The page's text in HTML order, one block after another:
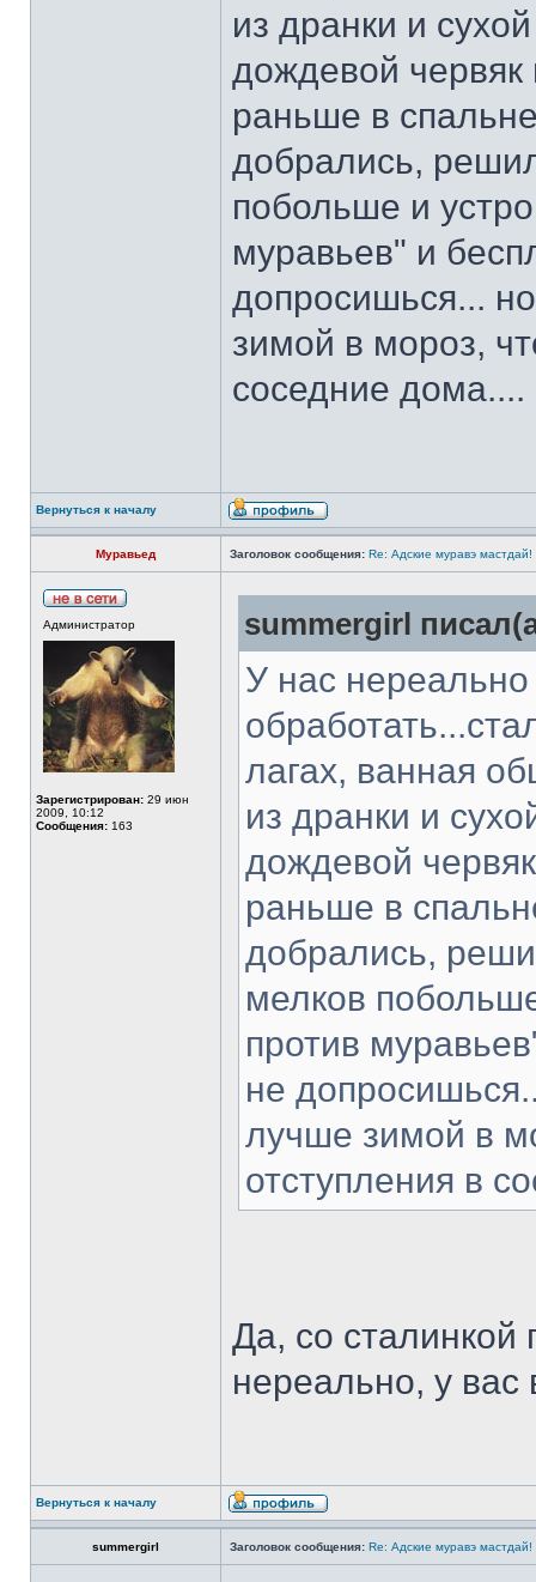
из дранки и
дождевой червяк
раньше в
добрались,
побольше и
муравьев" и
допросишься...
зимой в мороз,
соседние дома....
Вернуться к началу
Муравьед Заголовок сообщения: Re: Адские муравэ мастдай!
Администратор
Зарегистрирован: 29 июн
2009, 10:12
Сообщения: 163
summergirl
У нас
лагах, ванная
из дранки и
дождевой
раньше в
добрались,
мелков
против
не
лучше зимой в
отступления в
Да, со сталинкой
нереально, у
Вернуться к началу
summergirl Заголовок сообщения: Re: Адские муравэ мастдай!